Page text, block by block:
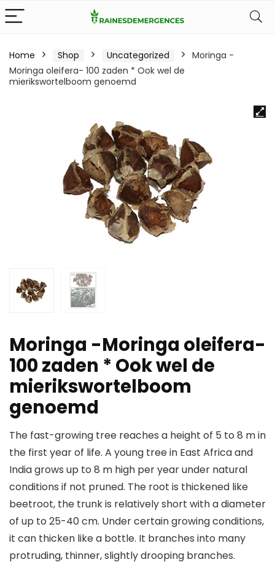
Home Shop Uncategorized
Moringa -
Moringa oleifera- 100 zaden * Ook wel de
mierikswortelboom genoemd
Moringa -Moringa oleifera-
100 zaden * Ook wel de
mierikswortelboom
genoemd
The fast-growing tree reaches a height of 5 to 8 m in
the first year of life. A young tree in East Africa and
India grows up to 8 m high per year under natural
conditions if not pruned. The root is thickened like
beetroot, the trunk is relatively short with a diameter
of up to 25-40 cm. Under certain growing conditions,
it can thicken like a bottle. It branches into many
protruding, thinner, slightly drooping branches.